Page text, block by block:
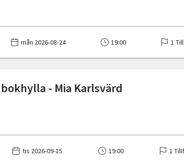
mån 2026-08-24 19:00 1
- Mia Karlsvärd
tis 2026-09-15 19:00 1